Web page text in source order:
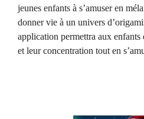
jeunes enfants à s’amuser en
donner vie à un univers
application permettra aux
et leur concentration tout en